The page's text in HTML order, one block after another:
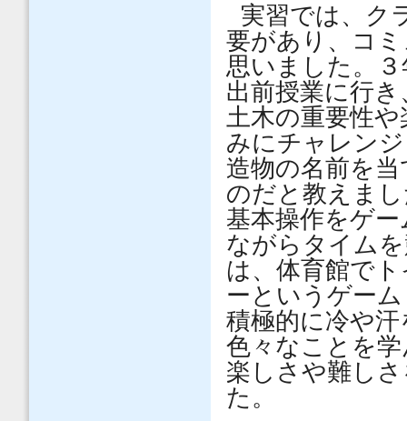
実習では、ク
要があり、コ
思いました。
出前授業に行
土木の重要性
みにチャレン
造物の名前を
のだと教えま
基本操作をゲ
ながらタイム
は、体育館で
ーというゲー
積極的に冷や
色々なことを
楽しさや難し
た。